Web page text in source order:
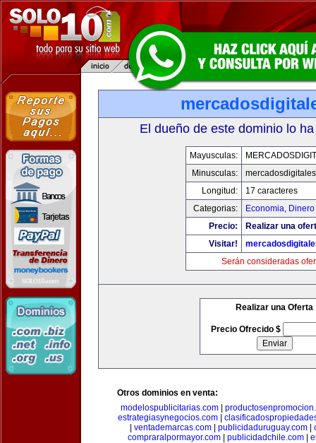
El dueño de este dominio lo
Mayusculas:
Minusculas:
Longitud:
17 caracteres
Categorias:
Economia,
Precio:
Realizar una
Visitar!
Serán consideradas
Realizar una Oferta
Precio Ofrecido $
Otros dominios en venta:
modelospublicitarias.com
estrategiasynegocios.com|
ventademarcas.com publicidaduruguay.com
compraralpormayor.com| publicidadchile.com|